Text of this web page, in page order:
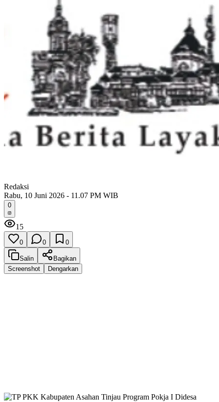
Redaksi
Rabu, 10 Juni 2026 - 11.07 PM WIB
0
15
0 0 0
Salin
Bagikan
Screenshot
Dengarkan